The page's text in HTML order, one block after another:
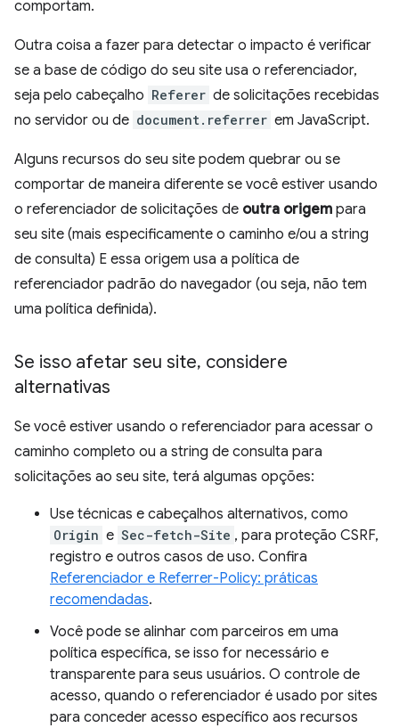
comportam.
Outra coisa a fazer para detectar o impacto é verificar
se a base de código do seu site usa o referenciador,
seja pelo cabeçalho Referer de solicitações recebidas
no servidor ou de document.referrer em JavaScript.
Alguns recursos do seu site podem quebrar ou se
comportar de maneira diferente se você estiver usando
o referenciador de solicitações de outra origem para
seu site (mais especificamente o caminho e/ou a string
de consulta) E essa origem usa a política de
referenciador padrão do navegador (ou seja, não tem
uma política definida).
Se isso afetar seu site, considere
alternativas
Se você estiver usando o referenciador para acessar o
caminho completo ou a string de consulta para
solicitações ao seu site, terá algumas opções:
Use técnicas e cabeçalhos alternativos, como
Origin e Sec-fetch-Site , para proteção CSRF,
registro e outros casos de uso. Confira
Referenciador e Referrer-Policy: práticas
recomendadas.
Você pode se alinhar com parceiros em uma
política específica, se isso for necessário e
transparente para seus usuários. O controle de
acesso, quando o referenciador é usado por sites
para conceder acesso específico aos recursos